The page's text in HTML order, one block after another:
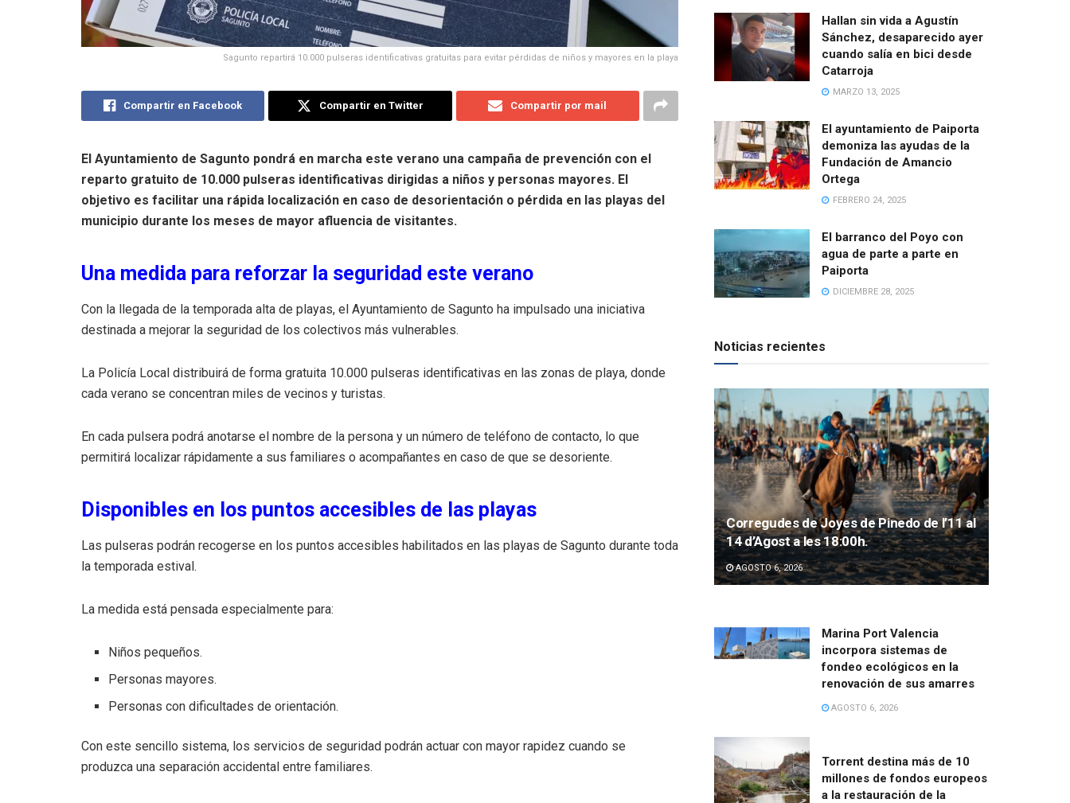
Sagunto repartirá 10.000 pulseras identificativas gratuitas para evitar pérdidas de niños y mayores en la playa
Compartir en Facebook Compartir en Twitter Compartir por mail
El Ayuntamiento de Sagunto pondrá en marcha este verano una campaña de prevención con el
reparto gratuito de 10.000 pulseras identificativas dirigidas a niños y personas mayores. El
objetivo es facilitar una rápida localización en caso de desorientación o pérdida en las playas del
municipio durante los meses de mayor afluencia de visitantes.
Una medida para reforzar la seguridad este verano
Con la llegada de la temporada alta de playas, el Ayuntamiento de Sagunto ha impulsado una iniciativa
destinada a mejorar la seguridad de los colectivos más vulnerables.
La Policía Local distribuirá de forma gratuita 10.000 pulseras identificativas en las zonas de playa, donde
cada verano se concentran miles de vecinos y turistas.
En cada pulsera podrá anotarse el nombre de la persona y un número de teléfono de contacto, lo que
permitirá localizar rápidamente a sus familiares o acompañantes en caso de que se desoriente.
Disponibles en los puntos accesibles de las playas
Las pulseras podrán recogerse en los puntos accesibles habilitados en las playas de Sagunto durante toda
la temporada estival.
La medida está pensada especialmente para:
Niños pequeños.
Personas mayores.
Personas con dificultades de orientación.
Con este sencillo sistema, los servicios de seguridad podrán actuar con mayor rapidez cuando se
produzca una separación accidental entre familiares.
Hallan sin vida a Agustín
Sánchez, desaparecido ayer
cuando salía en bici desde
Catarroja
MARZO 13, 2025
El ayuntamiento de Paiporta
demoniza las ayudas de la
Fundación de Amancio
Ortega
FEBRERO 24, 2025
El barranco del Poyo con
agua de parte a parte en
Paiporta
DICIEMBRE 28, 2025
Noticias recientes
Corregudes de Joyes de Pinedo de l’11 al
14 d’Agost a les 18:00h.
AGOSTO 6, 2026
Marina Port Valencia
incorpora sistemas de
fondeo ecológicos en la
renovación de sus amarres
AGOSTO 6, 2026
Torrent destina más de 10
millones de fondos europeos
a la restauración de la